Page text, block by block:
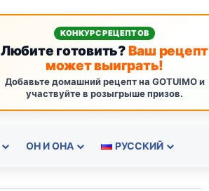
КОНКУРС РЕЦЕПТОВ
Любите готовить?Ваш рецепт
может выиграть!
Добавьте домашний рецепт на GOTUIMO и
участвуйте в розыгрыше призов.
ОН И ОНА РУССКИЙ